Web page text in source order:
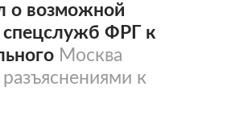
о возможной
спецслужб ФРГ к
Москва
к